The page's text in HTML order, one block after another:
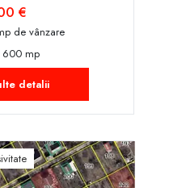
€
de vânzare
600 mp
detalii